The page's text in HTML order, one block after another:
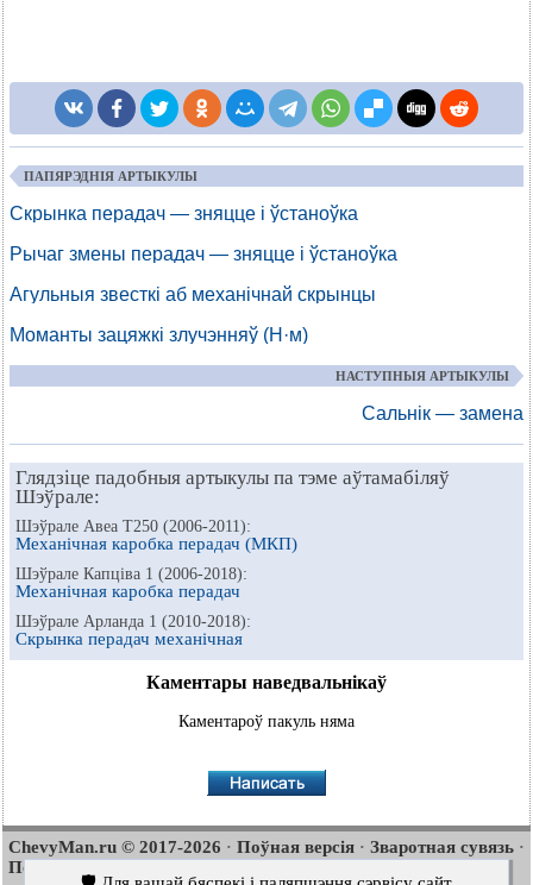
ПАПЯРЭДНІЯ АРТЫКУЛЫ
Скрынка перадач — зняцце і ўстаноўка
Рычаг змены перадач — зняцце і ўстаноўка
Агульныя звесткі аб механічнай скрынцы
Моманты зацяжкі злучэнняў (Н·м)
НАСТУПНЫЯ АРТЫКУЛЫ
Сальнік — замена
Глядзіце падобныя артыкулы па тэме аўтамабіляў
Шэўрале:
Шэўрале Авеа Т250 (2006-2011):
Механічная каробка перадач (МКП)
Шэўрале Капціва 1 (2006-2018):
Механічная каробка перадач
Шэўрале Арланда 1 (2010-2018):
Скрынка перадач механічная
Каментары наведвальнікаў
Каментароў пакуль няма
ChevyMan.ru © 2017-2026 · Поўная версія · Зваротная сувязь ·
Пошук па сайце